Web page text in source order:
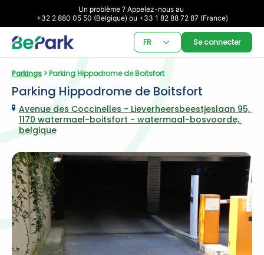
Un problème ? Appelez-nous au
+32 2 880 05 50 (Belgique) ou +33 1 82 88 72 87 (France)
FR Se connecter
Parkings > Parking Hippodrome de Boitsfort
Parking Hippodrome de Boitsfort
Avenue des Coccinelles - Lieverheersbeestjeslaan 95,
1170 watermael-boitsfort - watermaal-bosvoorde,
belgique